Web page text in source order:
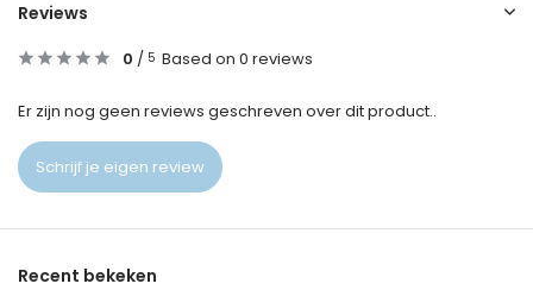
Reviews
0 / 5 Based on 0 reviews
Er zijn nog geen reviews geschreven over dit product..
Schrijf je eigen review
Recent bekeken